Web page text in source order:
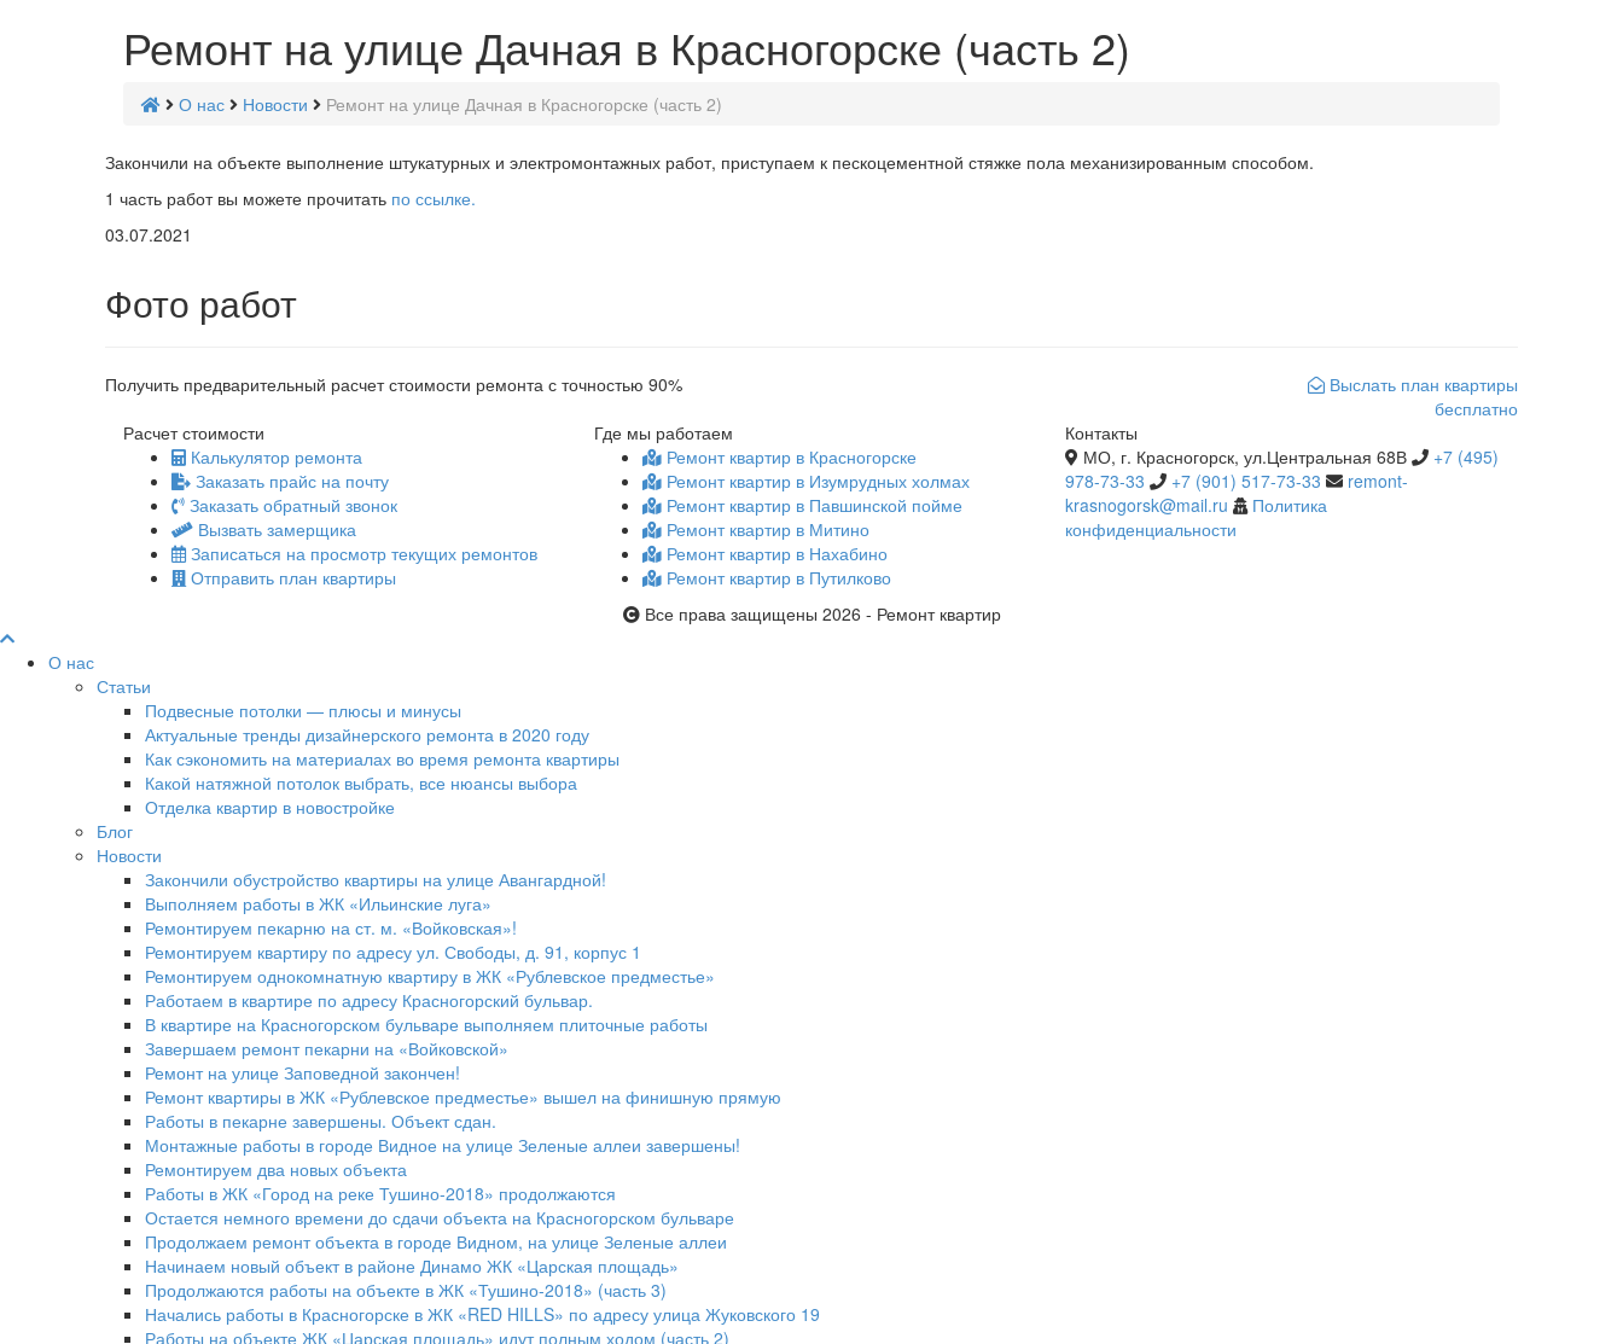
Ремонт на улице Дачная в Красногорске (часть 2)
О нас Новости Ремонт на улице Дачная в Красногорске (часть 2)
Закончили на объекте выполнение штукатурных и электромонтажных работ, приступаем к пескоцементной стяжке пола механизированным способом.
1 часть работ вы можете прочитать по ссылке.
03.07.2021
Фото работ
Получить предварительный расчет стоимости ремонта с точностью 90%
Выслать план квартиры
бесплатно
Расчет стоимости
Калькулятор ремонта
Заказать прайс на почту
Заказать обратный звонок
Вызвать замерщика
Записаться на просмотр текущих ремонтов
Отправить план квартиры
Где мы работаем
Ремонт квартир в Красногорске
Ремонт квартир в Изумрудных холмах
Ремонт квартир в Павшинской пойме
Ремонт квартир в Митино
Ремонт квартир в Нахабино
Ремонт квартир в Путилково
Контакты
МО, г. Красногорск, ул.Центральная 68В
+7 (495)
978-73-33
+7 (901) 517-73-33
remont-
krasnogorsk@mail.ru
Политика
конфиденциальности
Все права защищены 2026 - Ремонт квартир
О нас
Статьи
Подвесные потолки — плюсы и минусы
Актуальные тренды дизайнерского ремонта в 2020 году
Как сэкономить на материалах во время ремонта квартиры
Какой натяжной потолок выбрать, все нюансы выбора
Отделка квартир в новостройке
Блог
Новости
Закончили обустройство квартиры на улице Авангардной!
Выполняем работы в ЖК «Ильинские луга»
Ремонтируем пекарню на ст. м. «Войковская»!
Ремонтируем квартиру по адресу ул. Свободы, д. 91, корпус 1
Ремонтируем однокомнатную квартиру в ЖК «Рублевское предместье»
Работаем в квартире по адресу Красногорский бульвар.
В квартире на Красногорском бульваре выполняем плиточные работы
Завершаем ремонт пекарни на «Войковской»
Ремонт на улице Заповедной закончен!
Ремонт квартиры в ЖК «Рублевское предместье» вышел на финишную прямую
Работы в пекарне завершены. Объект сдан.
Монтажные работы в городе Видное на улице Зеленые аллеи завершены!
Ремонтируем два новых объекта
Работы в ЖК «Город на реке Тушино-2018» продолжаются
Остается немного времени до сдачи объекта на Красногорском бульваре
Продолжаем ремонт объекта в городе Видном, на улице Зеленые аллеи
Начинаем новый объект в районе Динамо ЖК «Царская площадь»
Продолжаются работы на объекте в ЖК «Тушино-2018» (часть 3)
Начались работы в Красногорске в ЖК «RED HILLS» по адресу улица Жуковского 19
Работы на объекте ЖК «Царская площадь» идут полным ходом (часть 2)